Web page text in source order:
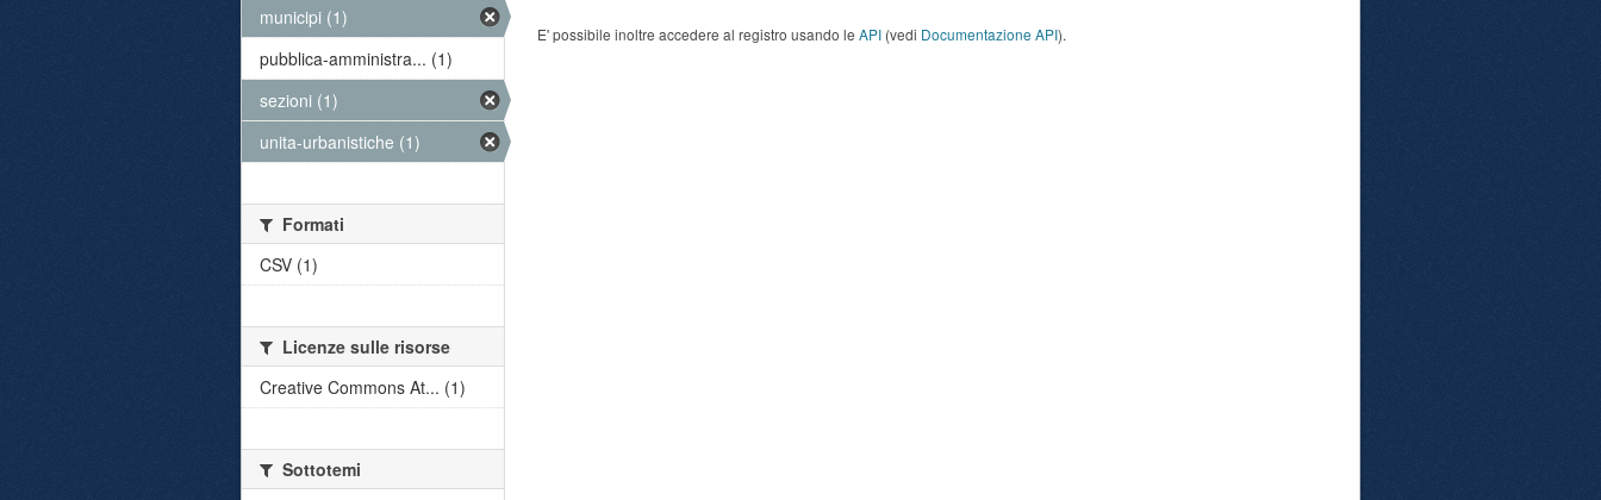
E' possibile inoltre accedere al registro usando le API (vedi Documentazione API).
municipi (1)
pubblica-amministra... (1)
sezioni (1)
unita-urbanistiche (1)
Formati
CSV (1)
Licenze sulle risorse
Creative Commons At... (1)
Sottotemi